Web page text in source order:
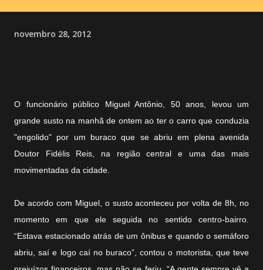
novembro 28, 2012
O funcionário público Miguel Antônio, 50 anos, levou um
grande susto na manhã de ontem ao ter o carro que conduzia
"engolido" por um buraco que se abriu em plena avenida
Doutor Fidélis Reis, na região central e uma das mais
movimentadas da cidade.
De acordo com Miguel, o susto aconteceu por volta de 8h, no
momento em que ele seguida no sentido centro-bairro.
“Estava estacionado atrás de um ônibus e quando o semáforo
abriu, saí e logo caí no buraco”, contou o motorista, que teve